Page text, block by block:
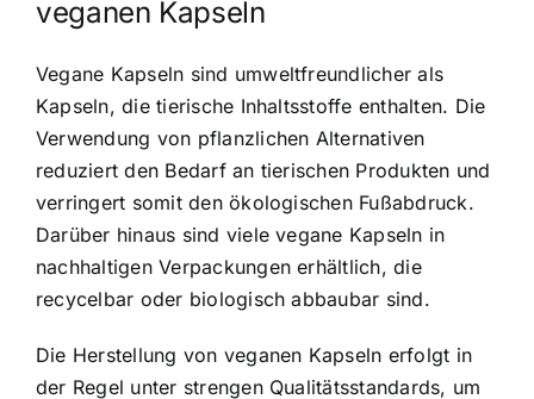
veganen Kapseln
Vegane Kapseln sind umweltfreundlicher als
Kapseln, die tierische Inhaltsstoffe enthalten. Die
Verwendung von pflanzlichen Alternativen
reduziert den Bedarf an tierischen Produkten und
verringert somit den ökologischen Fußabdruck.
Darüber hinaus sind vielevegane Kapseln in
nachhaltigen Verpackungen erhältlich, die
recycelbar oder biologisch abbaubar sind.
Die Herstellung von veganen Kapseln erfolgt in
der Regel unter strengen Qualitätsstandards, um